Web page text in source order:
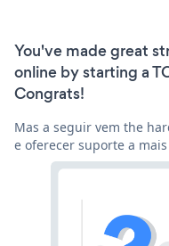
You've made great
online by starting a
Congrats!
Mas a seguir vem the
e oferecer suporte a